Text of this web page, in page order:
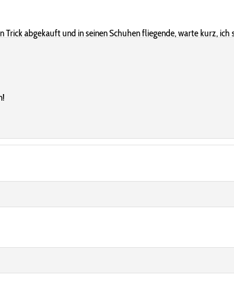
abgekauft und in seinen Schuhen fliegende, warte kurz, ich